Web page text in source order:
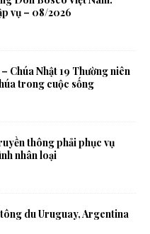
vụ – 08/2026
Chúa Nhật 19 Thường niên
trong cuộc sống
thông phải phục vụ
nhân loại
du Uruguay, Argentina